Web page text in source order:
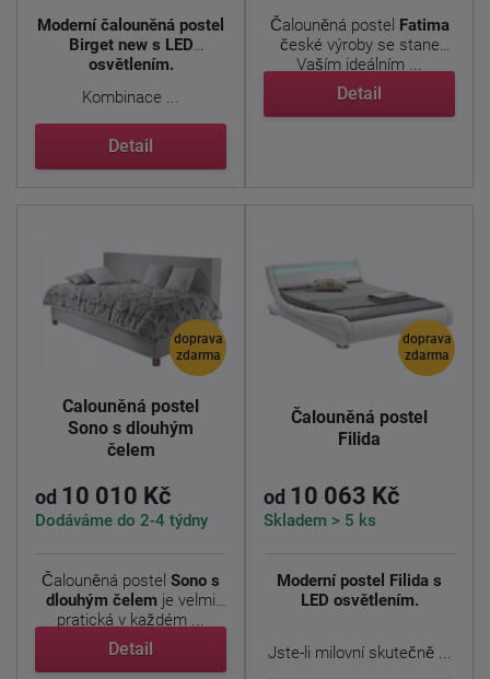
Moderní čalouněná postel
Birget new s LED
osvětlením.
Kombinace ...
Detail
Čalouněná postel Fatima
české výroby se stane
Vaším ideálním ...
Detail
doprava
zdarma
Čalouněná postel
Sono s dlouhým
čelem
od 10 010 Kč
Dodáváme do 2-4 týdny
Čalouněná postel Sono s
dlouhým čelem je velmi
pratická v každém ...
Detail
doprava
zdarma
Čalouněná postel
Filida
od 10 063 Kč
Skladem > 5 ks
Moderní postel Filida s
LED osvětlením.
Jste-li milovní skutečně ...